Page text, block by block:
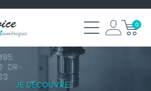
0
JE DÉCOUVRE